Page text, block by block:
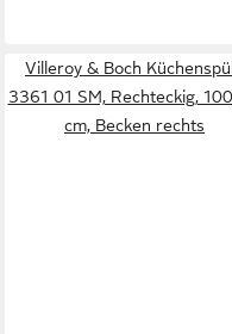
Villeroy & Boch
3361 01 SM, Rechteckig,
cm, Becken rechts